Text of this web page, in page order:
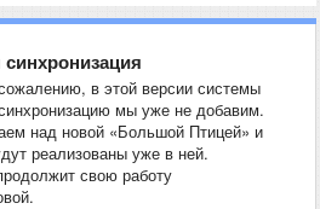
в этой версии системы
мы уже не добавим.
над новой «Большой Птицей» и
реализованы уже в ней.
свою работу